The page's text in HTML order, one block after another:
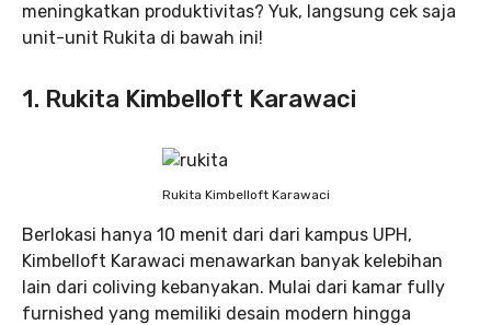
meningkatkan produktivitas? Yuk, langsung cek saja
unit-unit Rukita di bawah ini!
1. Rukita Kimbelloft Karawaci
Rukita Kimbelloft Karawaci
Berlokasi hanya 10 menit dari dari kampus UPH,
Kimbelloft Karawaci menawarkan banyak kelebihan
lain dari coliving kebanyakan. Mulai dari kamar fully
furnished yang memiliki desain modern hingga